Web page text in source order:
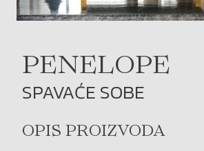
PENELOPE
SPAVAĆE SOBE
OPIS PROIZVODA